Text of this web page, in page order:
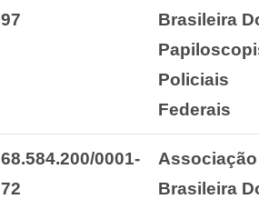
97
Brasileira
Policiais
Federais
68.584.200/0001-
72
Associação
Brasileira